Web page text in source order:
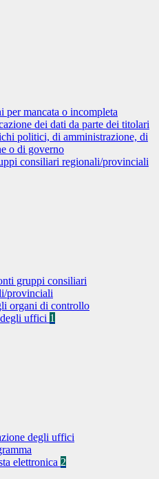
per mancata o incompleta
dei dati da parte dei titolari
politici, di amministrazione, di
o di governo
consiliari regionali/provinciali
gruppi consiliari
provinciali
organi di controllo
uffici 1
degli uffici
elettronica 2